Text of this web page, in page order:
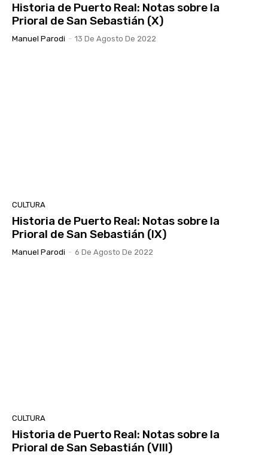
Historia de Puerto Real: Notas sobre la
Prioral de San Sebastián (X)
Manuel Parodi - 13 De Agosto De 2022
CULTURA
Historia de Puerto Real: Notas sobre la
Prioral de San Sebastián (IX)
Manuel Parodi - 6 De Agosto De 2022
CULTURA
Historia de Puerto Real: Notas sobre la
Prioral de San Sebastián (VIII)